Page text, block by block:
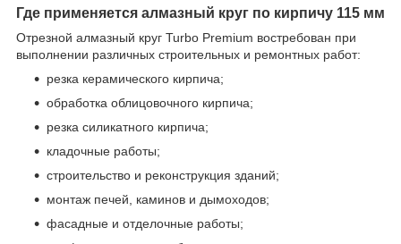
Где применяется алмазный круг по кирпичу 115 мм
Отрезной алмазный круг Turbo Premium востребован при
выполнении различных строительных и ремонтных работ:
резка керамического кирпича;
обработка облицовочного кирпича;
резка силикатного кирпича;
кладочные работы;
строительство и реконструкция зданий;
монтаж печей, каминов и дымоходов;
фасадные и отделочные работы;